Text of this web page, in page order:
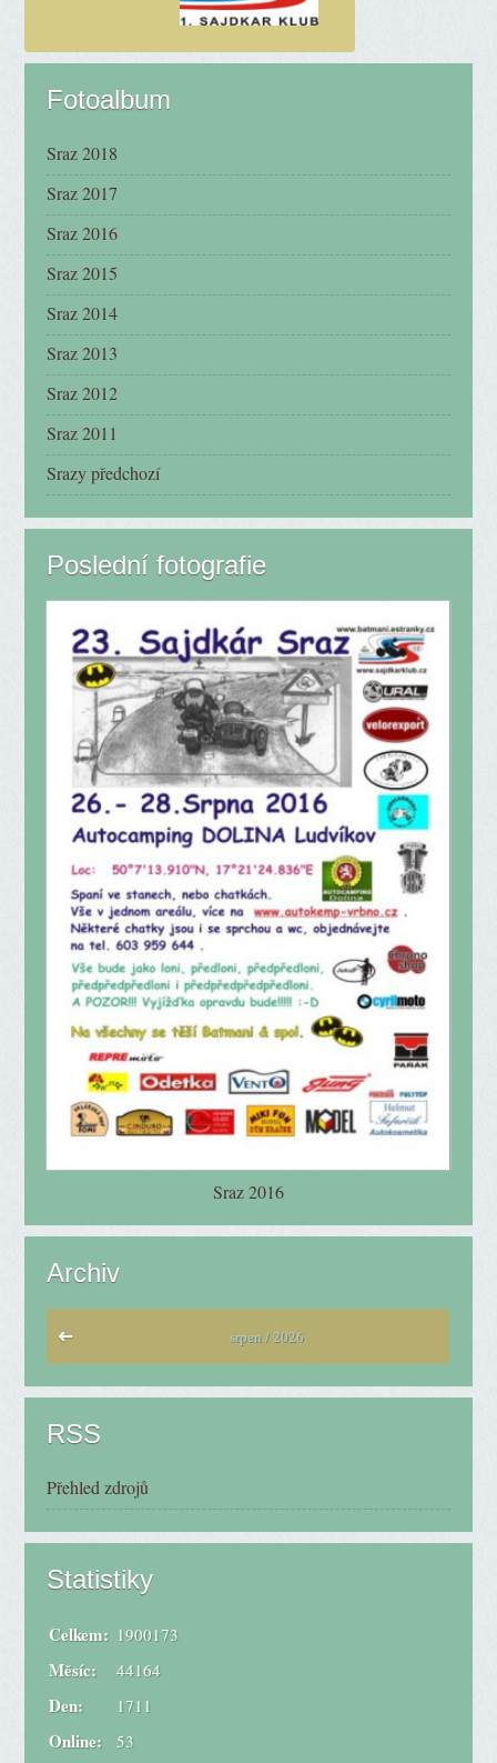
Fotoalbum
Sraz 2018
Sraz 2017
Sraz 2016
Sraz 2015
Sraz 2014
Sraz 2013
Sraz 2012
Sraz 2011
Srazy předchozí
Poslední fotografie
Sraz 2016
Archiv
srpen / 2026
RSS
Přehled zdrojů
Statistiky
Online: 53
Celkem: 1900173
Měsíc: 44164
Den: 1711